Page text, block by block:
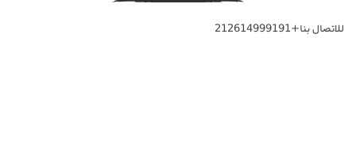
للاتصال بنا+212614999191